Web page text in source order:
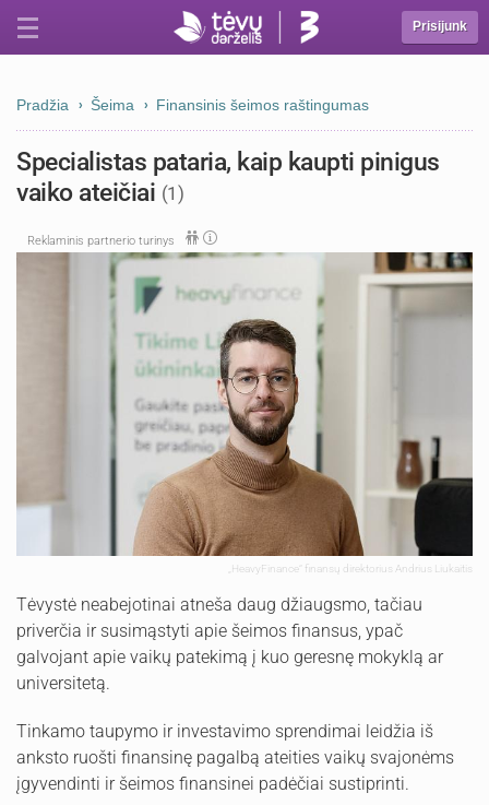
Prisijunk
Pradžia Šeima Finansinis šeimos raštingumas
Specialistas pataria, kaip kaupti pinigus
vaiko ateičiai (1)
Reklaminis partnerio turinys
„HeavyFinance“ finansų direktorius Andrius Liukaitis
Tėvystė neabejotinai atneša daug džiaugsmo, tačiau
priverčia ir susimąstyti apie šeimos finansus, ypač
galvojant apie vaikų patekimą į kuo geresnę mokyklą ar
universitetą.
Tinkamo taupymo ir investavimo sprendimai leidžia iš
anksto ruošti finansinę pagalbą ateities vaikų svajonėms
įgyvendinti ir šeimos finansinei padėčiai sustiprinti.